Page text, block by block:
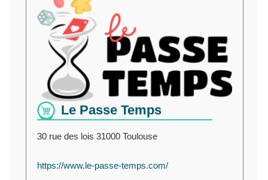
Le Passe Temps
30 rue des lois 31000 Toulouse
https://www.le-passe-temps.com/